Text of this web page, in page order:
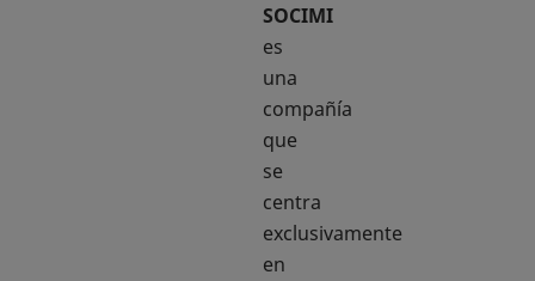
SOCIMI
es
una
compañía
que
se
centra
exclusivamente
en